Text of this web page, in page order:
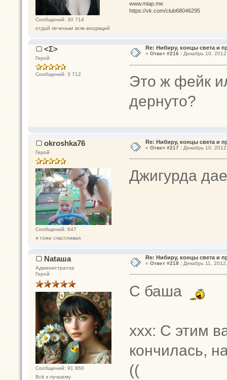
Сообщений: 30 714
отдай печеньки всяк входящий
www.miap.me
https://vk.com/club68046295
<Σ>
Герой
Сообщений: 3 712
Re: Нибиру, концы света и
« Ответ #216 :Декабрь 10,
Это ж фейк
дернуто?
okroshka76
Герой
Сообщений: 647
я тоже счастливая
Re: Нибиру, концы света и
« Ответ #217 :Декабрь 10,
Джигурда
Nataшa
Администратор
Герой
Сообщений: 91 860
Всё к лучшему
Re: Нибиру, концы света и
« Ответ #218 :Декабрь 11,
С баша
ххх: С этим
кончилась,
((